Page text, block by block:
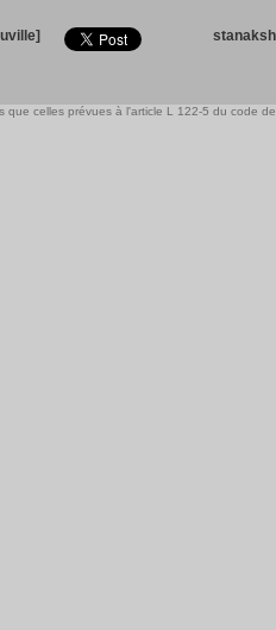
que celles prévues à l'article L 122-5 du code